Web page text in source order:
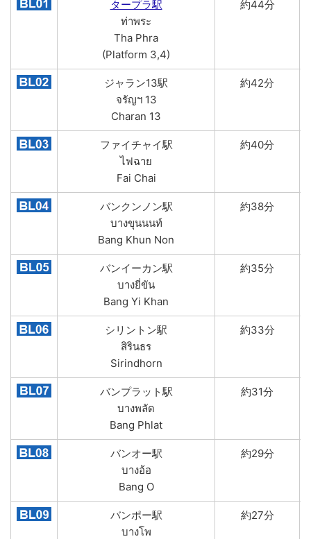
タープラ駅
ท่าพระ
Tha Phra
(Platform 3,4)
約44分
ジャラン13駅
จรัญฯ 13
Charan 13
約42分
ファイチャイ駅
ไฟฉาย
Fai Chai
約40分
バンクンノン駅
บางขุนนนท์
Bang Khun Non
約38分
バンイーカン駅
บางยี่ขัน
Bang Yi Khan
約35分
シリントン駅
สิรินธร
Sirindhorn
約33分
バンプラット駅
บางพลัด
Bang Phlat
約31分
バンオー駅
บางอ้อ
Bang O
約29分
バンポー駅
บางโพ
約27分